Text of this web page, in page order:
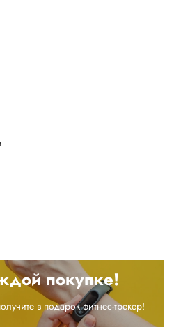
покупке!
в подарок фитнес-трекер!